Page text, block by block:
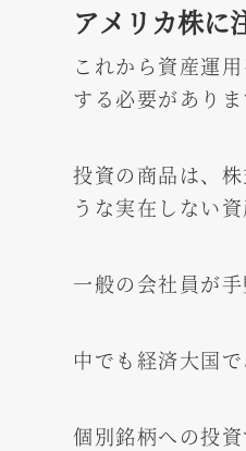
アメリカ株に
これから資産運
する必要がありま
投資の商品は、
うな実在しない
一般の会社員が
中でも経済大国
個別銘柄への投